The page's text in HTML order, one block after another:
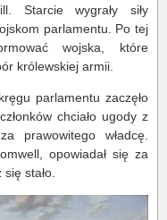
Starcie wygrały siły
parlamentu. Po tej
wojska, które
królewskiej armii.
parlamentu zaczęło
chciało ugody z
prawowitego władcę.
opowiadał się za
stało.